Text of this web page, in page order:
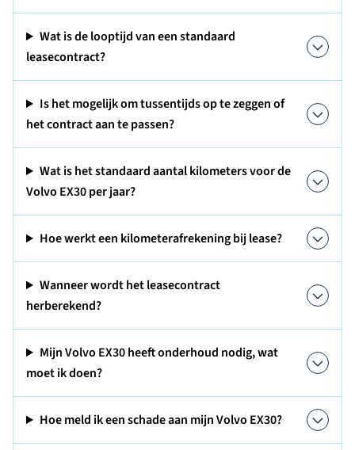
Wat is de looptijd van een standaard
leasecontract?
Is het mogelijk om tussentijds op te zeggen of
het contract aan te passen?
Wat is het standaard aantal kilometers voor de
Volvo EX30 per jaar?
Hoe werkt een kilometerafrekening bij lease?
Wanneer wordt het leasecontract
herberekend?
Mijn Volvo EX30 heeft onderhoud nodig, wat
moet ik doen?
Hoe meld ik een schade aan mijn Volvo EX30?